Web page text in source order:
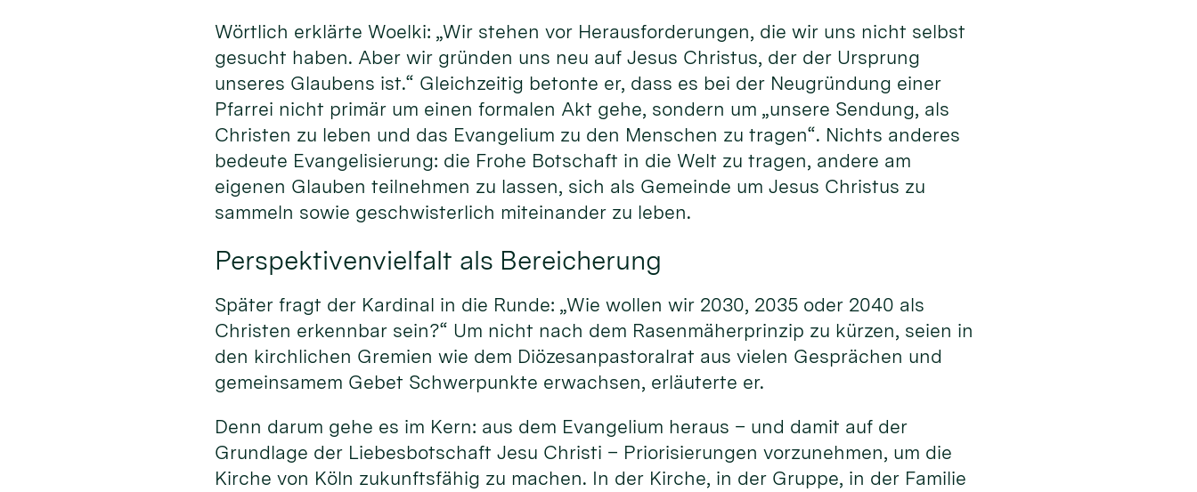
Wörtlich erklärte Woelki: „Wir stehen vor Herausforderungen, die wir uns nicht selbst
gesucht haben. Aber wir gründen uns neu auf Jesus Christus, der der Ursprung
unseres Glaubens ist.“ Gleichzeitig betonte er, dass es bei der Neugründung einer
Pfarrei nicht primär um einen formalen Akt gehe, sondern um „unsere Sendung, als
Christen zu leben und das Evangelium zu den Menschen zu tragen“. Nichts anderes
bedeute Evangelisierung: die Frohe Botschaft in die Welt zu tragen, andere am
eigenen Glauben teilnehmen zu lassen, sich als Gemeinde um Jesus Christus zu
sammeln sowie geschwisterlich miteinander zu leben.
Perspektivenvielfalt als Bereicherung
Später fragt der Kardinal in die Runde: „Wie wollen wir 2030, 2035 oder 2040 als
Christen erkennbar sein?“ Um nicht nach dem Rasenmäherprinzip zu kürzen, seien in
den kirchlichen Gremien wie dem Diözesanpastoralrat aus vielen Gesprächen und
gemeinsamem Gebet Schwerpunkte erwachsen, erläuterte er.
Denn darum gehe es im Kern: aus dem Evangelium heraus – und damit auf der
Grundlage der Liebesbotschaft Jesu Christi – Priorisierungen vorzunehmen, um die
Kirche von Köln zukunftsfähig zu machen. In der Kirche, in der Gruppe, in der Familie